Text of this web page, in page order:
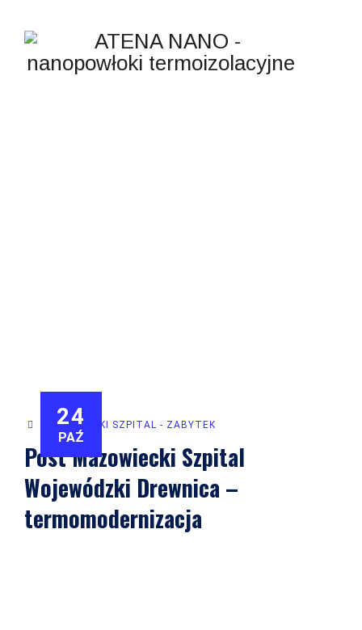
24
PAŹ
MAZOWIECKI SZPITAL - ZABYTEK
Post Mazowiecki Szpital
Wojewódzki Drewnica –
termomodernizacja